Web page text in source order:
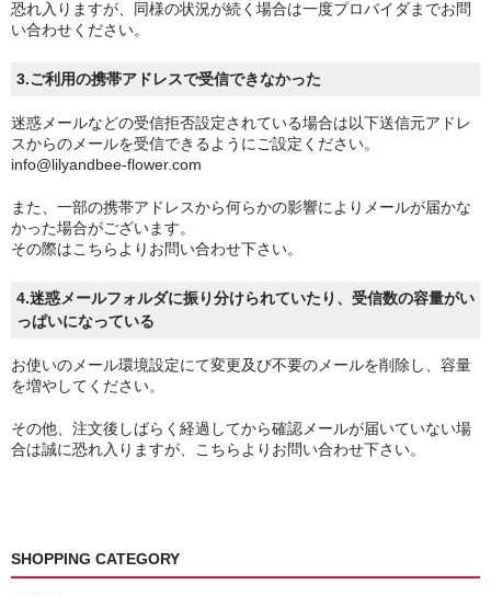
恐れ入りますが、同様の状況が続く場合は一度プロバイダまでお問
い合わせください。
3.ご利用の携帯アドレスで受信できなかった
迷惑メールなどの受信拒否設定されている場合は以下送信元アドレ
スからのメールを受信できるようにご設定ください。
info@lilyandbee-flower.com
また、一部の携帯アドレスから何らかの影響によりメールが届かな
かった場合がございます。
その際はこちら よりお問い合わせ下さい。
4.迷惑メールフォルダに振り分けられていたり、受信数の容量がい
っぱいになっている
お使いのメール環境設定にて変更及び不要のメールを削除し、容量
を増やしてください。
その他、注文後しばらく経過してから確認メールが届いていない場
合は誠に恐れ入りますが、
こちら よりお問い合わせ下さい。
SHOPPING CATEGORY